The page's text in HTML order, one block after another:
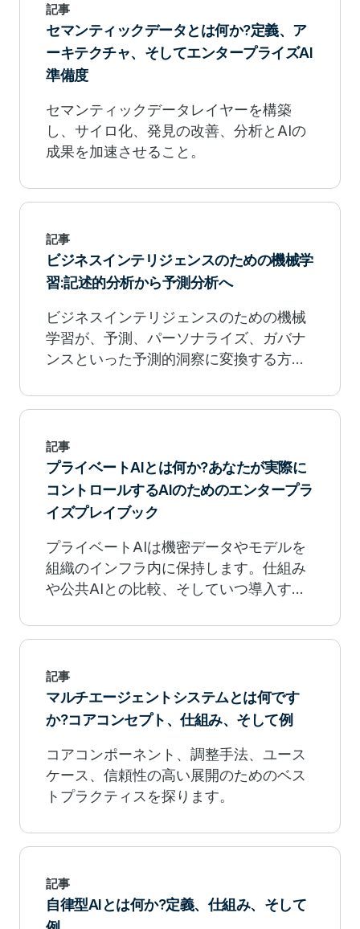
記事
セマンティックデータとは何か?定義、ア
ーキテクチャ、そしてエンタープライズAI
準備度
セマンティックデータレイヤーを構築
し、サイロ化、発見の改善、分析とAIの
成果を加速させること。
記事
ビジネスインテリジェンスのための機械学
習:記述的分析から予測分析へ
ビジネスインテリジェンスのための機械
学習が、予測、パーソナライズ、ガバナ
ンスといった予測的洞察に変換する方法
記事
プライベートAIとは何か?あなたが実際に
コントロールするAIのためのエンタープラ
イズプレイブック
プライベートAIは機密データやモデルを
組織のインフラ内に保持します。仕組み
や公共AIとの比較、そしていつ導入すべ
記事
マルチエージェントシステムとは何です
か?コアコンセプト、仕組み、そして例
コアコンポーネント、調整手法、ユース
ケース、信頼性の高い展開のためのベス
トプラクティスを探ります。
記事
自律型AIとは何か?定義、仕組み、そして